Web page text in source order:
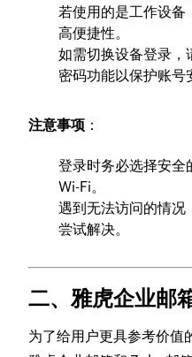
若使用的是工作设备
高便捷性。
如需切换设备登录，
密码功能以保护账号
注意事项 ：
登录时务必选择安全
Wi-Fi。
遇到无法访问的情况
尝试解决。
二、雅虎企业邮
为了给用户更具参考价值